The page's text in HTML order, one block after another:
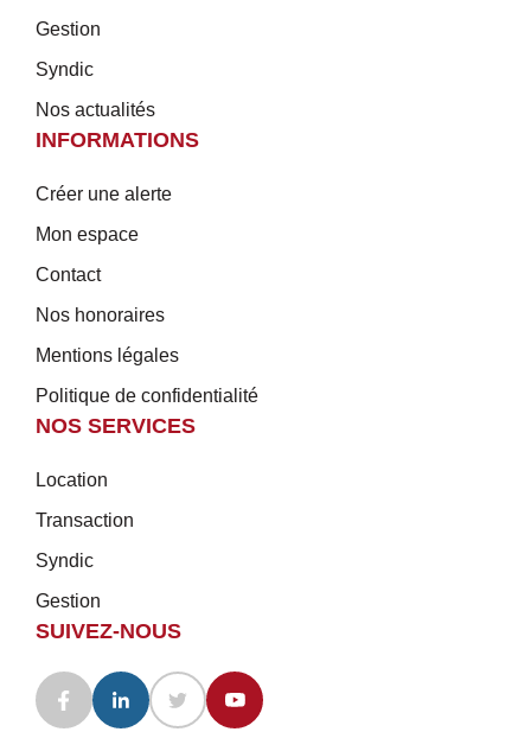
Gestion
Syndic
Nos actualités
INFORMATIONS
Créer une alerte
Mon espace
Contact
Nos honoraires
Mentions légales
Politique de confidentialité
NOS SERVICES
Location
Transaction
Syndic
Gestion
SUIVEZ-NOUS